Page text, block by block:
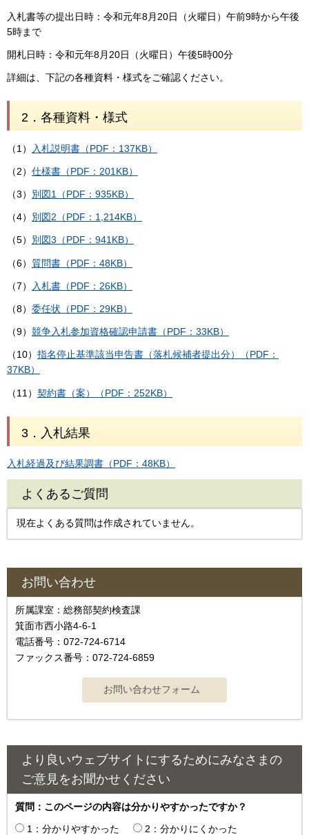
入札書等の提出日時：令和元年8月20日（火曜日）午前9時から午後
5時まで
開札日時：令和元年8月20日（火曜日）午後5時00分
詳細は、下記の各種資料・様式をご確認ください。
2．各種資料・様式
（1） 入札説明書（PDF：137KB）
（2） 仕様書（PDF：201KB）
（3） 別図1（PDF：935KB）
（4） 別図2（PDF：1,214KB）
（5） 別図3（PDF：941KB）
（6） 質問書（PDF：48KB）
（7） 入札書（PDF：26KB）
（8） 委任状（PDF：29KB）
（9） 競争入札参加資格確認申請書（PDF：33KB）
（10） 指名停止基準該当申告書（落札候補者提出分）（PDF：
37KB）
（11） 契約書（案）（PDF：252KB）
3．入札結果
入札経過及び結果調書（PDF：48KB）
よくあるご質問
現在よくある質問は作成されていません。
お問い合わせ
所属課室：総務部契約検査課
箕面市西小路4‐6‐1
電話番号：072-724-6714
ファックス番号：072-724-6859
より良いウェブサイトにするためにみなさまの
ご意見をお聞かせください
質問：このページの内容は分かりやすかったですか？
1：分かりやすかった
2：分かりにくかった